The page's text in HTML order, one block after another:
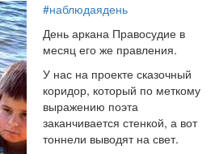
#наблюдаядень
День аркана Правосудие в
месяц его же правления.
У нас на проекте сказочный
коридор, который по меткому
выражению поэта
заканчивается стенкой, а вот
тоннели выводят на свет.